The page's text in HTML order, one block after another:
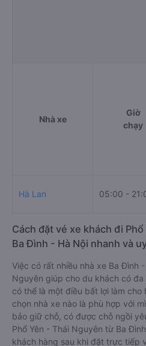
Nhà xe
Giờ
chạy
Hà Lan 05:00 -
Cách đặt vé xe khách đi
Ba Đình - Hà Nội nhanh và
Việc có rất nhiều nhà xe Ba Đình
Nguyên giúp cho du khách có
có thể là một điều bất lợi làm
chọn nhà xe nào là phù hợp với
bảo giữ chỗ, có được chỗ ngồi
Phổ Yên - Thái Nguyên từ Ba
khách hàng sau khi đặt trực tiếp